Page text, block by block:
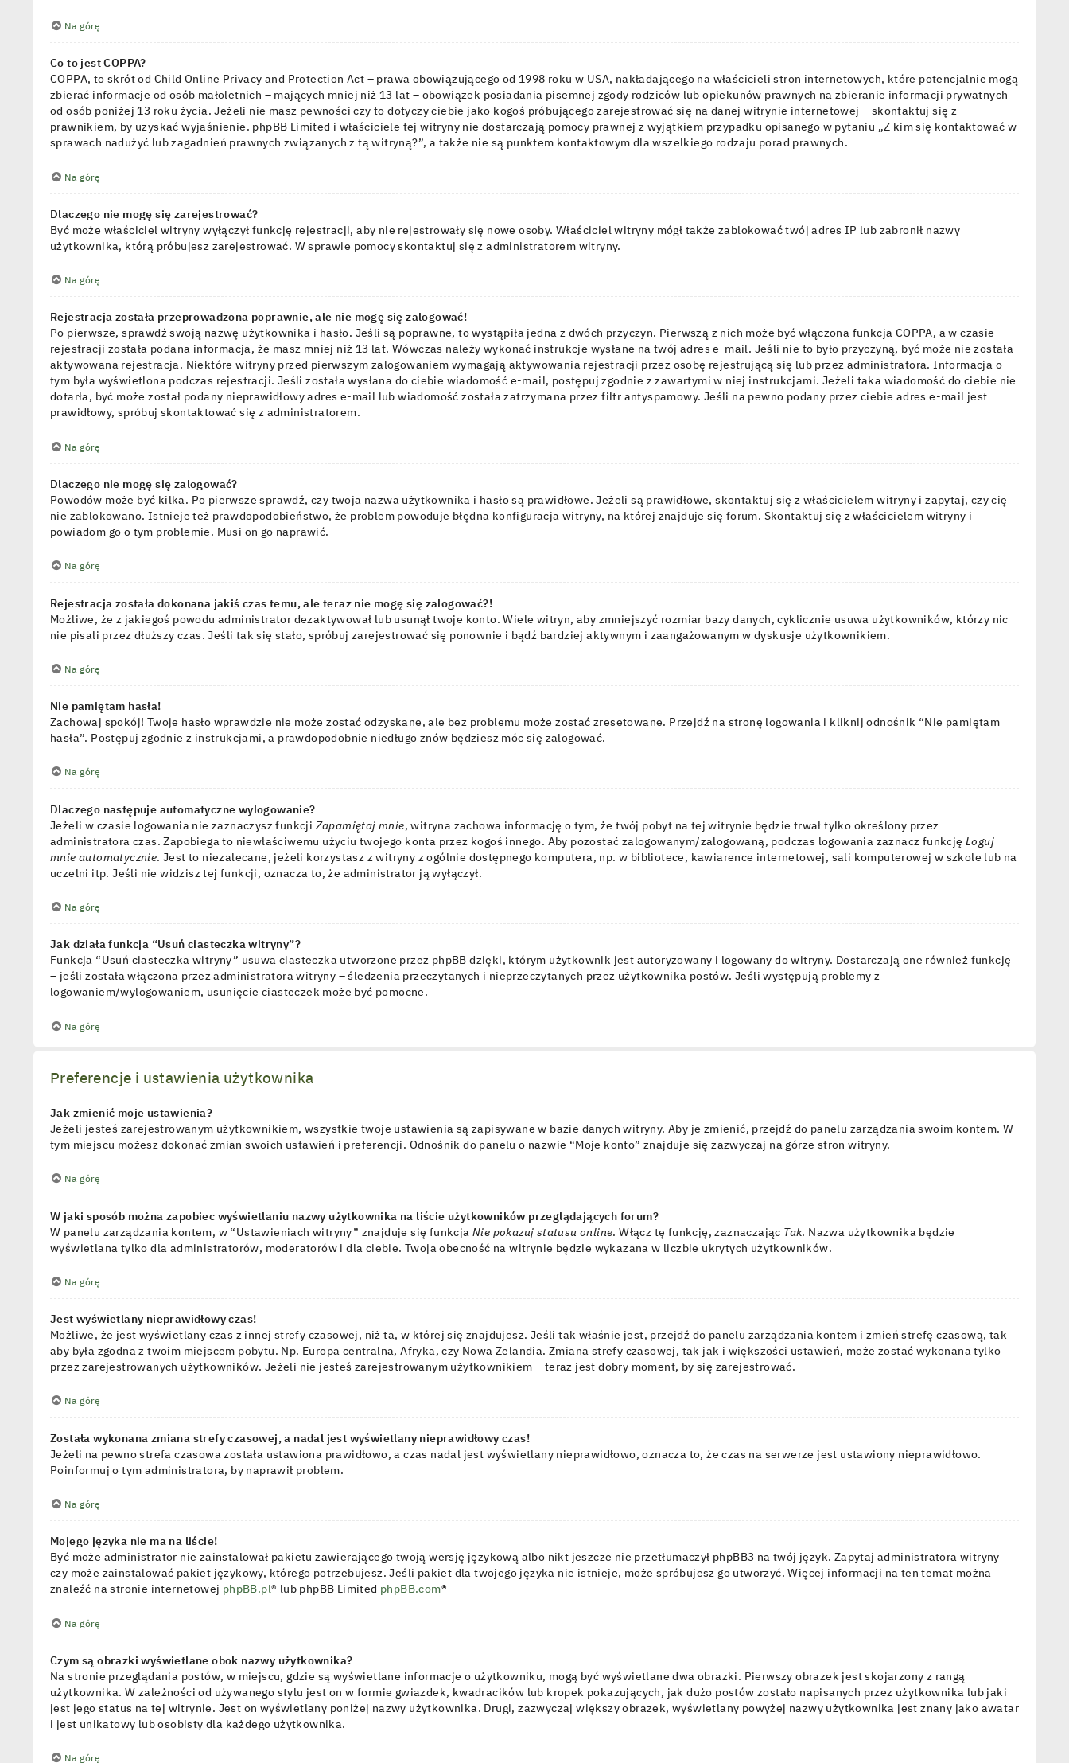
Na górę
Co to jest COPPA?
COPPA, to skrót od Child Online Privacy and Protection Act – prawa obowiązującego od 1998 roku w USA, nakładającego na właścicieli stron internetowych, które potencjalnie mogą
zbierać informacje od osób małoletnich – mających mniej niż 13 lat – obowiązek posiadania pisemnej zgody rodziców lub opiekunów prawnych na zbieranie informacji prywatnych
od osób poniżej 13 roku życia. Jeżeli nie masz pewności czy to dotyczy ciebie jako kogoś próbującego zarejestrować się na danej witrynie internetowej – skontaktuj się z
prawnikiem, by uzyskać wyjaśnienie. phpBB Limited i właściciele tej witryny nie dostarczają pomocy prawnej z wyjątkiem przypadku opisanego w pytaniu „Z kim się kontaktować w
sprawach nadużyć lub zagadnień prawnych związanych z tą witryną?”, a także nie są punktem kontaktowym dla wszelkiego rodzaju porad prawnych.
Na górę
Dlaczego nie mogę się zarejestrować?
Być może właściciel witryny wyłączył funkcję rejestracji, aby nie rejestrowały się nowe osoby. Właściciel witryny mógł także zablokować twój adres IP lub zabronił nazwy
użytkownika, którą próbujesz zarejestrować. W sprawie pomocy skontaktuj się z administratorem witryny.
Na górę
Rejestracja została przeprowadzona poprawnie, ale nie mogę się zalogować!
Po pierwsze, sprawdź swoją nazwę użytkownika i hasło. Jeśli są poprawne, to wystąpiła jedna z dwóch przyczyn. Pierwszą z nich może być włączona funkcja COPPA, a w czasie
rejestracji została podana informacja, że masz mniej niż 13 lat. Wówczas należy wykonać instrukcje wysłane na twój adres e-mail. Jeśli nie to było przyczyną, być może nie została
aktywowana rejestracja. Niektóre witryny przed pierwszym zalogowaniem wymagają aktywowania rejestracji przez osobę rejestrującą się lub przez administratora. Informacja o
tym była wyświetlona podczas rejestracji. Jeśli została wysłana do ciebie wiadomość e-mail, postępuj zgodnie z zawartymi w niej instrukcjami. Jeżeli taka wiadomość do ciebie nie
dotarła, być może został podany nieprawidłowy adres e-mail lub wiadomość została zatrzymana przez filtr antyspamowy. Jeśli na pewno podany przez ciebie adres e-mail jest
prawidłowy, spróbuj skontaktować się z administratorem.
Na górę
Dlaczego nie mogę się zalogować?
Powodów może być kilka. Po pierwsze sprawdź, czy twoja nazwa użytkownika i hasło są prawidłowe. Jeżeli są prawidłowe, skontaktuj się z właścicielem witryny i zapytaj, czy cię
nie zablokowano. Istnieje też prawdopodobieństwo, że problem powoduje błędna konfiguracja witryny, na której znajduje się forum. Skontaktuj się z właścicielem witryny i
powiadom go o tym problemie. Musi on go naprawić.
Na górę
Rejestracja została dokonana jakiś czas temu, ale teraz nie mogę się zalogować?!
Możliwe, że z jakiegoś powodu administrator dezaktywował lub usunął twoje konto. Wiele witryn, aby zmniejszyć rozmiar bazy danych, cyklicznie usuwa użytkowników, którzy nic
nie pisali przez dłuższy czas. Jeśli tak się stało, spróbuj zarejestrować się ponownie i bądź bardziej aktywnym i zaangażowanym w dyskusje użytkownikiem.
Na górę
Nie pamiętam hasła!
Zachowaj spokój! Twoje hasło wprawdzie nie może zostać odzyskane, ale bez problemu może zostać zresetowane. Przejdź na stronę logowania i kliknij odnośnik “Nie pamiętam
hasła”. Postępuj zgodnie z instrukcjami, a prawdopodobnie niedługo znów będziesz móc się zalogować.
Na górę
Dlaczego następuje automatyczne wylogowanie?
Jeżeli w czasie logowania nie zaznaczysz funkcji Zapamiętaj mnie, witryna zachowa informację o tym, że twój pobyt na tej witrynie będzie trwał tylko określony przez
administratora czas. Zapobiega to niewłaściwemu użyciu twojego konta przez kogoś innego. Aby pozostać zalogowanym/zalogowaną, podczas logowania zaznacz funkcjęLoguj
mnie automatycznie. Jest to niezalecane, jeżeli korzystasz z witryny z ogólnie dostępnego komputera, np. w bibliotece, kawiarence internetowej, sali komputerowej w szkole lub na
uczelni itp. Jeśli nie widzisz tej funkcji, oznacza to, że administrator ją wyłączył.
Na górę
Jak działa funkcja “Usuń ciasteczka witryny”?
Funkcja “Usuń ciasteczka witryny” usuwa ciasteczka utworzone przez phpBB dzięki, którym użytkownik jest autoryzowany i logowany do witryny. Dostarczają one również funkcję
– jeśli została włączona przez administratora witryny – śledzenia przeczytanych i nieprzeczytanych przez użytkownika postów. Jeśli występują problemy z
logowaniem/wylogowaniem, usunięcie ciasteczek może być pomocne.
Na górę
Preferencje i ustawienia użytkownika
Jak zmienić moje ustawienia?
Jeżeli jesteś zarejestrowanym użytkownikiem, wszystkie twoje ustawienia są zapisywane w bazie danych witryny. Aby je zmienić, przejdź do panelu zarządzania swoim kontem. W
tym miejscu możesz dokonać zmian swoich ustawień i preferencji. Odnośnik do panelu o nazwie “Moje konto” znajduje się zazwyczaj na górze stron witryny.
Na górę
W jaki sposób można zapobiec wyświetlaniu nazwy użytkownika na liście użytkowników przeglądających forum?
W panelu zarządzania kontem, w “Ustawieniach witryny” znajduje się funkcja Nie pokazuj statusu online. Włącz tę funkcję, zaznaczając Tak. Nazwa użytkownika będzie
wyświetlana tylko dla administratorów, moderatorów i dla ciebie. Twoja obecność na witrynie będzie wykazana w liczbie ukrytych użytkowników.
Na górę
Jest wyświetlany nieprawidłowy czas!
Możliwe, że jest wyświetlany czas z innej strefy czasowej, niż ta, w której się znajdujesz. Jeśli tak właśnie jest, przejdź do panelu zarządzania kontem i zmień strefę czasową, tak
aby była zgodna z twoim miejscem pobytu. Np. Europa centralna, Afryka, czy Nowa Zelandia. Zmiana strefy czasowej, tak jak i większości ustawień, może zostać wykonana tylko
przez zarejestrowanych użytkowników. Jeżeli nie jesteś zarejestrowanym użytkownikiem – teraz jest dobry moment, by się zarejestrować.
Na górę
Została wykonana zmiana strefy czasowej, a nadal jest wyświetlany nieprawidłowy czas!
Jeżeli na pewno strefa czasowa została ustawiona prawidłowo, a czas nadal jest wyświetlany nieprawidłowo, oznacza to, że czas na serwerze jest ustawiony nieprawidłowo.
Poinformuj o tym administratora, by naprawił problem.
Na górę
Mojego języka nie ma na liście!
Być może administrator nie zainstalował pakietu zawierającego twoją wersję językową albo nikt jeszcze nie przetłumaczył phpBB3 na twój język. Zapytaj administratora witryny
czy może zainstalować pakiet językowy, którego potrzebujesz. Jeśli pakiet dla twojego języka nie istnieje, może spróbujesz go utworzyć. Więcej informacji na ten temat można
znaleźć na stronie internetowej phpBB.pl® lub phpBB Limited phpBB.com®
Na górę
Czym są obrazki wyświetlane obok nazwy użytkownika?
Na stronie przeglądania postów, w miejscu, gdzie są wyświetlane informacje o użytkowniku, mogą być wyświetlane dwa obrazki. Pierwszy obrazek jest skojarzony z rangą
użytkownika. W zależności od używanego stylu jest on w formie gwiazdek, kwadracików lub kropek pokazujących, jak dużo postów zostało napisanych przez użytkownika lub jaki
jest jego status na tej witrynie. Jest on wyświetlany poniżej nazwy użytkownika. Drugi, zazwyczaj większy obrazek, wyświetlany powyżej nazwy użytkownika jest znany jako awatar
i jest unikatowy lub osobisty dla każdego użytkownika.
Na górę